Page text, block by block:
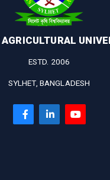
ESTD. 2006
SYLHET, BANGLADESH